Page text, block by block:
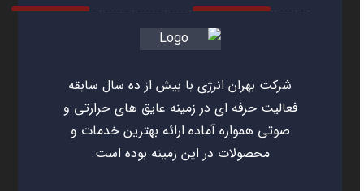
شرکت بهران انرژی با بیش از ده سال سابقه
فعالیت حرفه ای در زمینه عایق های حرارتی و
صوتی همواره آماده ارائه بهترین خدمات و
محصولات در این زمینه بوده است.